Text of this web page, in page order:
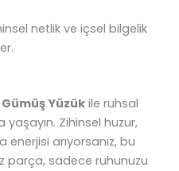
netlik ve içsel bilgelik
Yüzük ile ruhsal
yaşayın. Zihinsel huzur,
arıyorsanız, bu
parça, sadece ruhunuzu